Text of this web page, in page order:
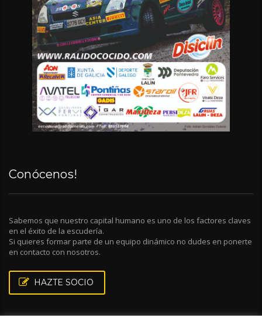
Conócenos!
Sabemos que nuestro capital humano es uno de los factores claves
en el éxito de la escudería.
Si quieres formar parte de un equipo dinámico no dudes en ponerte
en contacto con nosotros.
HAZTE SOCIO